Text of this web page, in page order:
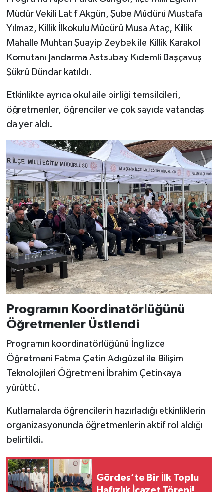
Müdür Vekili Latif Akgün, Şube Müdürü Mustafa
Yılmaz, Killik İlkokulu Müdürü Musa Ataç, Killik
Mahalle Muhtarı Şuayip Zeybek ile Killik Karakol
Komutanı Jandarma Astsubay Kıdemli Başçavuş
Şükrü Dündar katıldı.
Etkinlikte ayrıca okul aile birliği temsilcileri,
öğretmenler, öğrenciler ve çok sayıda vatandaş
da yer aldı.
Programın Koordinatörlüğünü
Öğretmenler Üstlendi
Programın koordinatörlüğünü İngilizce
Öğretmeni Fatma Çetin Adıgüzel ile Bilişim
Teknolojileri Öğretmeni İbrahim Çetinkaya
yürüttü.
Kutlamalarda öğrencilerin hazırladığı etkinliklerin
organizasyonunda öğretmenlerin aktif rol aldığı
belirtildi.
Gördes’te Bir İlk Toplu
Hafızlık İcazet Töreni!